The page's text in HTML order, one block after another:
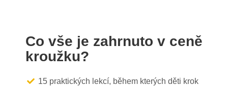
Co vše je zahrnuto v ceně
kroužku?
15 praktických lekcí, během kterých děti krok